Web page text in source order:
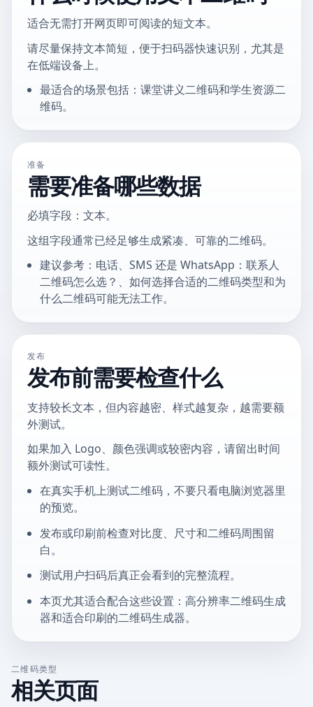
适合无需打开网页即可阅读的短文本。
请尽量保持文本简短，便于扫码器快速识别，尤其是
在低端设备上。
最适合的场景包括：课堂讲义二维码和学生资源二
维码。
准备
需要准备哪些数据
必填字段：文本。
这组字段通常已经足够生成紧凑、可靠的二维码。
建议参考：电话、SMS 还是 WhatsApp：联系人
二维码怎么选？、如何选择合适的二维码类型和为
什么二维码可能无法工作。
发布
发布前需要检查什么
支持较长文本，但内容越密、样式越复杂，越需要额
外测试。
如果加入 Logo、颜色强调或较密内容，请留出时间
额外测试可读性。
在真实手机上测试二维码，不要只看电脑浏览器里
的预览。
发布或印刷前检查对比度、尺寸和二维码周围留
白。
测试用户扫码后真正会看到的完整流程。
本页尤其适合配合这些设置：高分辨率二维码生成
器和适合印刷的二维码生成器。
二维码类型
相关页面